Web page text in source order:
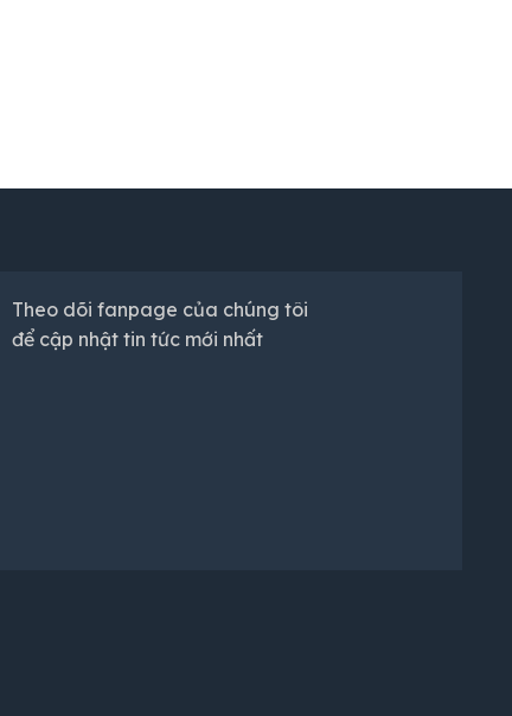
Theo dõi fanpage của chúng tôi
để cập nhật tin tức mới nhất